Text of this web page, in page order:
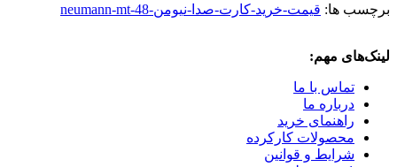
برچسب ها: قیمت-خرید-کارت-صدا-نیومن-neumann-mt-48
لینک‌های مهم:
تماس با ما
درباره ما
راهنمای خرید
محصولات کارکرده
شرایط و قوانین